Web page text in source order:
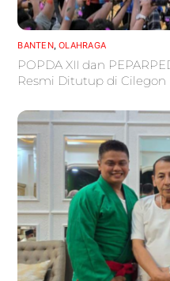
BANTEN,OLAHRAGA
POPDA XII dan
Resmi Ditutup di Cilegon